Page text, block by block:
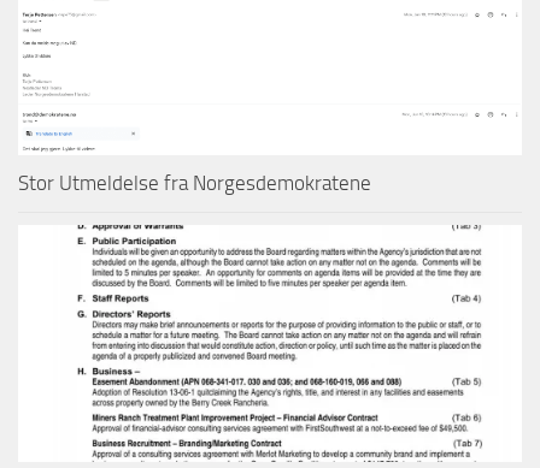
Stor Utmeldelse fra Norgesdemokratene